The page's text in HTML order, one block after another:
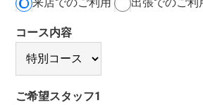
コース内容
ご希望スタッフ1